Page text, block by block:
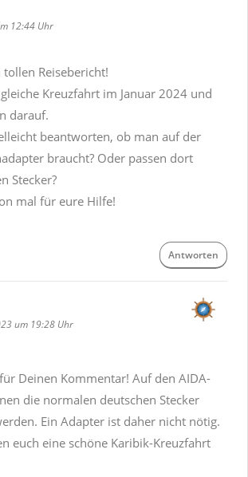
12:44 Uhr
Reisebericht!
Kreuzfahrt im Januar 2024 und
darauf.
beantworten, ob man auf der
braucht? Oder passen dort
Stecker?
mal für eure Hilfe!
Antworten
um 19:28 Uhr
Deinen Kommentar! Auf den AIDA-
die normalen deutschen Stecker
Ein Adapter ist daher nicht nötig.
euch eine schöne Karibik-Kreuzfahrt